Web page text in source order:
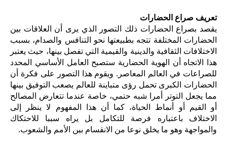
تعريف صراع الحضارات
يقصد بصراع الحضارات ذلك التصور الذي يرى أن العلاقات بين
الحضارات المختلفة تتجه بطبيعتها نحو التنافس والصدام، بسبب
الاختلافات الثقافية والدينية والقيمية التي تفصل بينها، حيث يعتبر
هذا الاتجاه أن الهوية الحضارية ستصبح العامل الأساسي المحدد
للصراعات في العالم المعاصر. ويقوم هذا التصور على فكرة أن
الحضارات الكبرى تحمل رؤى متباينة للعالم يصعب التوفيق بينها
مما يجعل التوتر أمرا شبه حتمي، خاصة عندما تتعارض المصالح
أو القيم أو أنماط الحياة، كما أن هذا المفهوم لا ينظر إلى
الاختلاف باعتباره فرصة للتكامل بل يراه سببا للاحتكاك
والمواجهة وهو ما يخلق نوعا من الانقسام بين الأمم والشعوب.